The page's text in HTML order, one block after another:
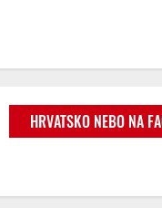
HRVATSKO NEBO NA